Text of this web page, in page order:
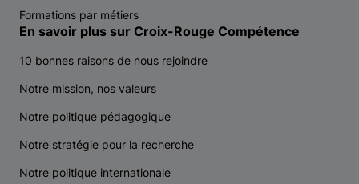
Formations par métiers
En savoir plus sur Croix-Rouge Compétence
10 bonnes raisons de nous rejoindre
Notre mission, nos valeurs
Notre politique pédagogique
Notre stratégie pour la recherche
Notre politique internationale